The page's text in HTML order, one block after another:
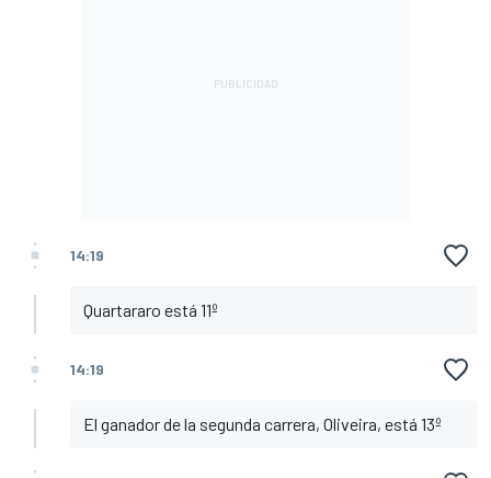
14:19
Quartararo está 11º
14:19
El ganador de la segunda carrera, Oliveira, está 13º